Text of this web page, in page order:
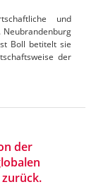
und
Neubrandenburg
Boll betitelt sie
der
der